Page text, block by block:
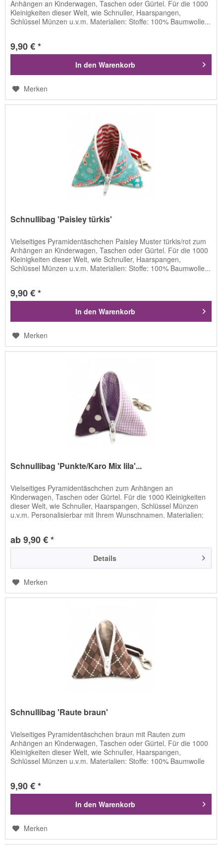
Anhängen an Kinderwagen, Taschen oder Gürtel. Für die 1000
Kleinigkeiten dieser Welt, wie Schnuller, Haarspangen,
Schlüssel Münzen u.v.m. Materialien: Stoffe: 100% Baumwolle...
9,90 € *
In den Warenkorb
Merken
Schnullibag 'Paisley türkis'
Vielseitiges Pyramidentäschchen Paisley Muster türkis/rot zum
Anhängen an Kinderwagen, Taschen oder Gürtel. Für die 1000
Kleinigkeiten dieser Welt, wie Schnuller, Haarspangen,
Schlüssel Münzen u.v.m. Materialien: Stoffe: 100% Baumwolle...
9,90 € *
In den Warenkorb
Merken
Schnullibag 'Punkte/Karo Mix lila'...
Vielseitiges Pyramidentäschchen zum Anhängen an
Kinderwagen, Taschen oder Gürtel. Für die 1000 Kleinigkeiten
dieser Welt, wie Schnuller, Haarspangen, Schlüssel Münzen
u.v.m. Personalisierbar mit Ihrem Wunschnamen. Materialien:
ab 9,90 € *
Details
Merken
Schnullibag 'Raute braun'
Vielseitiges Pyramidentäschchen braun mit Rauten zum
Anhängen an Kinderwagen, Taschen oder Gürtel. Für die 1000
Kleinigkeiten dieser Welt, wie Schnuller, Haarspangen,
Schlüssel Münzen u.v.m. Materialien: Stoffe: 100% Baumwolle
9,90 € *
In den Warenkorb
Merken